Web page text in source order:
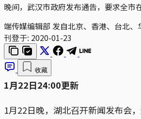
晚间，武汉市政府发布通告，要求全市
端传媒编辑部 发自北京、香港、台北、
刊登于: 2020-01-23
收藏
1月22日24:00更新
1月22日晚，湖北召开新闻发布会